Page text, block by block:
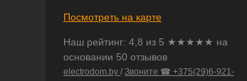
Посмотреть на карте
Наш рейтинг: 4,8 из 5 ★★★★★ на
основании 50 отзывов
electrodom.by / Звоните ☎ +375(29)6-921-